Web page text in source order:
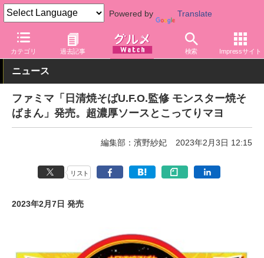
Powered by Translate
カテゴリ 過去記事 検索 Impressサイト
グルメ Watch 店舗 コンビニ ファミリーマート
ニュース
ファミマ「日清焼そばU.F.O.監修 モンスター焼そ
ばまん」発売。超濃厚ソースとこってりマヨ
編集部：濱野紗妃 2023年2月3日 12:15
リスト
2023年2月7日 発売